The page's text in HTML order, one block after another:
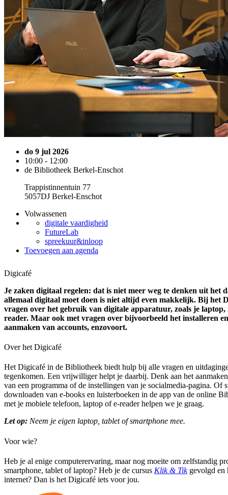
do 9 jul 2026
10:00 - 12:00
de Bibliotheek Berkel-Enschot
Trappistinnentuin 77
5057DJ Berkel-Enschot
Volwassenen
digitale vaardigheid
FutureLab
spreekuur&inloop
Toevoegen aan agenda
Digicafé
Je zaken digitaal regelen: dat is niet meer weg te denken uit het
allemaal digitaal moet doen is niet altijd even makkelijk. Bij het
vragen over het gebruik van digitale apparatuur, zoals je laptop,
reader. Maar ook met vragen over bijvoorbeeld het installeren
aanmaken van accounts, enzovoort.
Over het Digicafé
Het Digicafé in de Bibliotheek biedt hulp bij alle vragen en
tegenkomen. Een vrijwilliger helpt je daarbij. Denk aan het
van een programma of de instellingen van je socialmedia-pagina. Of
downloaden van e-books en luisterboeken in de app van de online
met je mobiele telefoon, laptop of e-reader helpen we je graag.
Let op: Neem je eigen laptop, tablet of smartphone mee.
Voor wie?
Heb je al enige computerervaring, maar nog moeite om zelfstandig
smartphone, tablet of laptop? Heb je de cursus Klik & Tikgevolgd en
internet? Dan is het Digicafé iets voor jou.